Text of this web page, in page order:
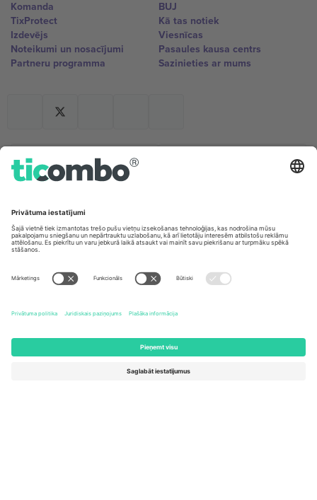
Komanda
TixProtect
Izdevējs
Noteikumi un nosacījumi
Partneru programma
BUJ
Kā tas notiek
Viesnīcas
Pasaules kausa centrs
Sazinieties ar mums
Biroji un atbalsts
Germany
Berlin, Germany
United Kingdom
London, EC1V 1AW, United
United States
131 Continental Dr, Suite 305,
Newark, Delaware 19713, United
Switzerland
Dorfstrasse 52a, 6390
Engelberg, Switzerland